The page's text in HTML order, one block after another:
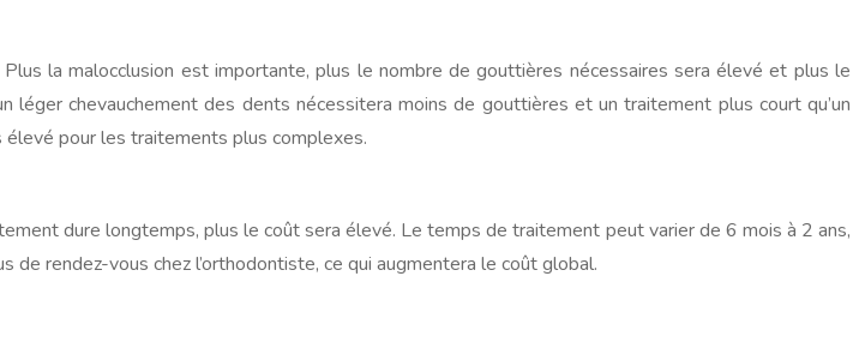
la malocclusion est importante, plus le nombre de gouttières nécessaires sera élevé et plus le
chevauchement des dents nécessitera moins de gouttières et un traitement plus court qu’un
pour les traitements plus complexes.
dure longtemps, plus le coût sera élevé. Le temps de traitement peut varier de 6 mois à 2 ans,
rendez-vous chez l’orthodontiste, ce qui augmentera le coût global.